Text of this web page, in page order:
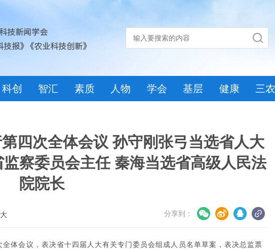
科创 智汇 素质 人物 学会 基层 健康 三农
四次全体会议 孙守刚张弓当选省人大
察委员会主任 秦海当选省高级人民法
院院长
大 分享到：
体会议，表决省十四届人大有关专门委员会组成人员名单草案，表决总监票